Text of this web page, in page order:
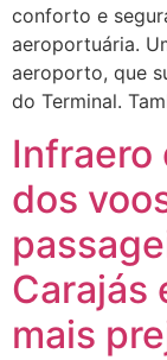
conforto e
aeroportuária.
aeroporto, que
do Terminal.
Infraero
dos
Carajás
mais